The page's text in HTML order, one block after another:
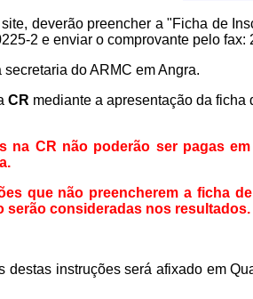
deverão preencher a "Ficha de
2 e enviar o comprovante pelo fax:
do ARMC em Angra.
CR mediante a apresentação da
na CR não poderão ser pagas
que não preencherem a ficha
serão consideradas nos resultados.
instruções será afixado em